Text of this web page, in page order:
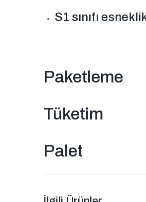
S1 sınıfı
Paketleme
Tüketim
Palet